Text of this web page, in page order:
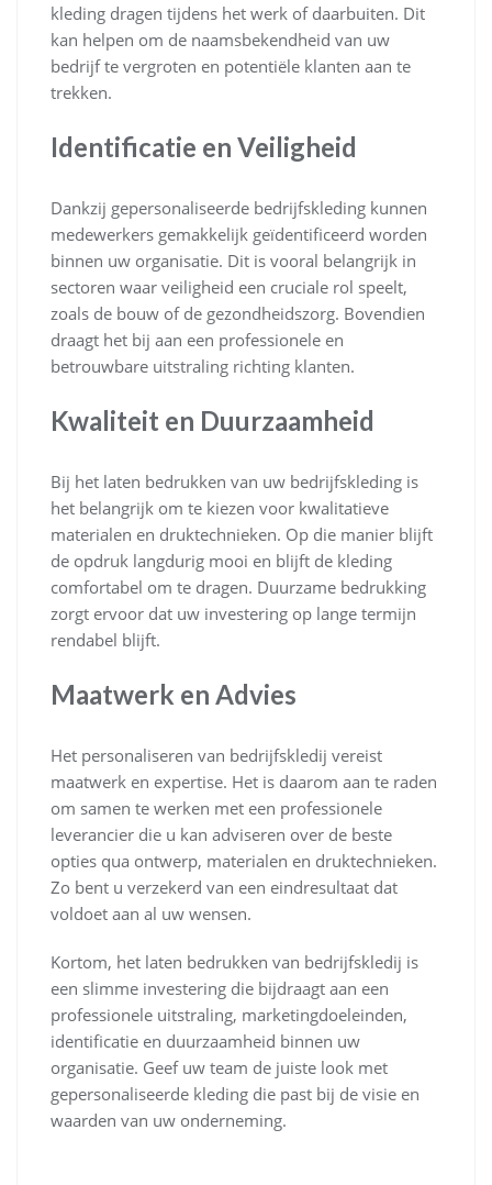
kleding dragen tijdens het werk of daarbuiten. Dit
kan helpen om de naamsbekendheid van uw
bedrijf te vergroten en potentiële klanten aan te
trekken.
Identificatie en Veiligheid
Dankzij gepersonaliseerde bedrijfskleding kunnen
medewerkers gemakkelijk geïdentificeerd worden
binnen uw organisatie. Dit is vooral belangrijk in
sectoren waar veiligheid een cruciale rol speelt,
zoals de bouw of de gezondheidszorg. Bovendien
draagt het bij aan een professionele en
betrouwbare uitstraling richting klanten.
Kwaliteit en Duurzaamheid
Bij het laten bedrukken van uw bedrijfskleding is
het belangrijk om te kiezen voor kwalitatieve
materialen en druktechnieken. Op die manier blijft
de opdruk langdurig mooi en blijft de kleding
comfortabel om te dragen. Duurzame bedrukking
zorgt ervoor dat uw investering op lange termijn
rendabel blijft.
Maatwerk en Advies
Het personaliseren van bedrijfskledij vereist
maatwerk en expertise. Het is daarom aan te raden
om samen te werken met een professionele
leverancier die u kan adviseren over de beste
opties qua ontwerp, materialen en druktechnieken.
Zo bent u verzekerd van een eindresultaat dat
voldoet aan al uw wensen.
Kortom, het laten bedrukken van bedrijfskledij is
een slimme investering die bijdraagt aan een
professionele uitstraling, marketingdoeleinden,
identificatie en duurzaamheid binnen uw
organisatie. Geef uw team de juiste look met
gepersonaliseerde kleding die past bij de visie en
waarden van uw onderneming.